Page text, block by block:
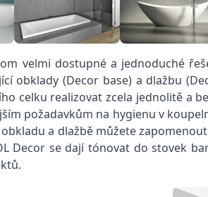
velmi dostupné a jednoduché
obklady (Decor base) a dlažbu
celku realizovat zcela jednolitě a
požadavkům na hygienu v
a dlažbě můžete
Decor se dají tónovat do stovek